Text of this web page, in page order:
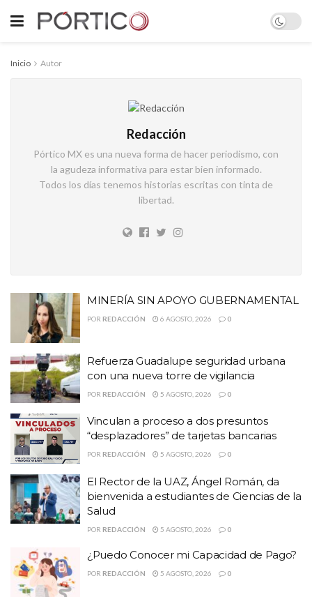
Inicio Autor
Redacción
Pórtico MX es una nueva forma de hacer periodismo, con
la agudeza informativa para estar bien informado.
Todos los días tenemos historias escritas con tinta de
libertad.
MINERÍA SIN APOYO GUBERNAMENTAL
POR REDACCIÓN 6 AGOSTO, 2026 0
Refuerza Guadalupe seguridad urbana
con una nueva torre de vigilancia
POR REDACCIÓN 5 AGOSTO, 2026 0
Vinculan a proceso a dos presuntos
“desplazadores” de tarjetas bancarias
POR REDACCIÓN 5 AGOSTO, 2026 0
El Rector de la UAZ, Ángel Román, da
bienvenida a estudiantes de Ciencias de la
Salud
POR REDACCIÓN 5 AGOSTO, 2026 0
¿Puedo Conocer mi Capacidad de Pago?
POR REDACCIÓN 5 AGOSTO, 2026 0